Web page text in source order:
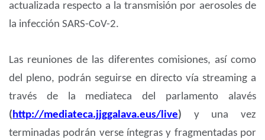
actualizada respecto a la transmisión por aerosoles de
la infección SARS-CoV-2.
Las reuniones de las diferentes comisiones, así como
del pleno, podrán seguirse en directo vía streaming a
través de la mediateca del parlamento alavés
(http://mediateca.jjggalava.eus/live) y una vez
terminadas podrán verse íntegras y fragmentadas por